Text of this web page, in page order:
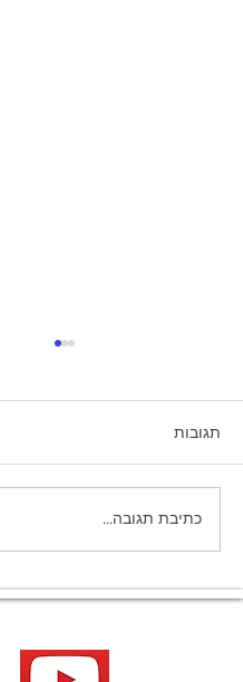
למה לא זוכרים
תגובות
כתיבת תגובה...